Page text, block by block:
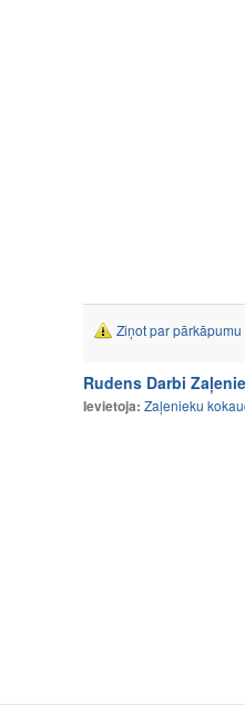
Ziņot par pārkāpumu
Rudens Darbi
Ievietoja: Zaļenieku